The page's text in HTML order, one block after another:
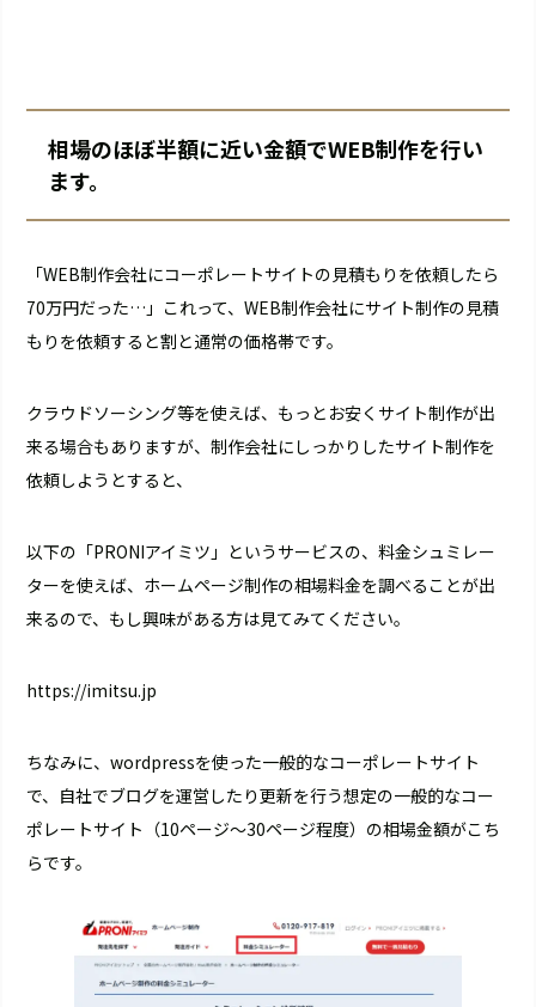
相場のほぼ半額に近い金額でWEB制作を行い
ます。
「WEB制作会社にコーポレートサイトの見積もりを依頼したら
70万円だった…」これって、WEB制作会社にサイト制作の見積
もりを依頼すると割と通常の価格帯です。
クラウドソーシング等を使えば、もっとお安くサイト制作が出
来る場合もありますが、制作会社にしっかりしたサイト制作を
依頼しようとすると、
以下の「PRONIアイミツ」というサービスの、料金シュミレー
ターを使えば、ホームページ制作の相場料金を調べることが出
来るので、もし興味がある方は見てみてください。
https://imitsu.jp
ちなみに、wordpressを使った一般的なコーポレートサイト
で、自社でブログを運営したり更新を行う想定の一般的なコー
ポレートサイト（10ページ～30ページ程度）の相場金額がこち
らです。